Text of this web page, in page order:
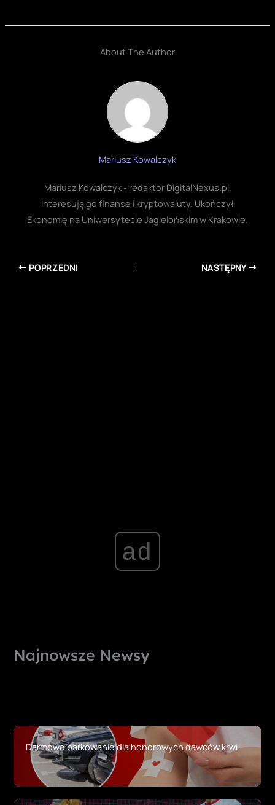
About The Author
Mariusz Kowalczyk
Mariusz Kowalczyk - redaktor DigitalNexus.pl.
Interesują go finanse i kryptowaluty. Ukończył
Ekonomię na Uniwersytecie Jagielońskim w Krakowie.
POPRZEDNI NASTĘPNY
ad
Najnowsze Newsy
Darmowe parkowanie dla honorowych dawców krwi